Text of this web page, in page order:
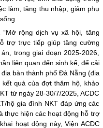
làm, tăng thu nhập, giảm phụ
rộng dịch vụ xã hội, tăng
trợ trực tiếp giúp tăng cường
trong giai đoạn 2025-2026,
liên quan đến sinh kế, để cải
bàn thành phố Đà Nẵng (địa
quả của đợt thăm hộ, khảo
từ ngày 28-30/7/2025, ACDC
hộ gia đình NKT đáp ứng các
thực hiện các hoạt động hỗ trợ
hoạt động này, Viện ACDC